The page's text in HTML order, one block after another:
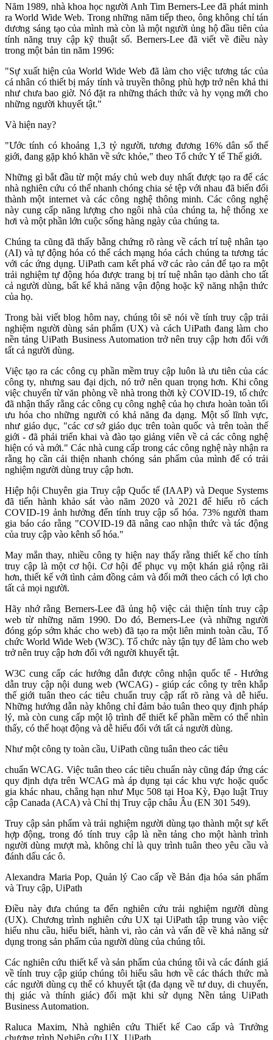
Năm 1989, nhà khoa học người Anh Tim Berners-Lee đã phát minh
ra World Wide Web. Trong những năm tiếp theo, ông không chỉ tán
dương sáng tạo của mình mà còn là một người ủng hộ đầu tiên của
tính năng truy cập kỹ thuật số. Berners-Lee đã viết về điều này
trong một bản tin năm 1996:
"Sự xuất hiện của World Wide Web đã làm cho việc tương tác của
cá nhân có thiết bị máy tính và truyền thông phù hợp trở nên khả thi
như chưa bao giờ. Nó đặt ra những thách thức và hy vọng mới cho
những người khuyết tật."
Và hiện nay?
"Ước tính có khoảng 1,3 tỷ người, tương đương 16% dân số thế
giới, đang gặp khó khăn về sức khỏe," theo Tổ chức Y tế Thế giới.
Những gì bắt đầu từ một máy chủ web duy nhất được tạo ra để các
nhà nghiên cứu có thể nhanh chóng chia sẻ tệp với nhau đã biến đổi
thành một internet và các công nghệ thông minh. Các công nghệ
này cung cấp năng lượng cho ngôi nhà của chúng ta, hệ thống xe
hơi và một phần lớn cuộc sống hàng ngày của chúng ta.
Chúng ta cũng đã thấy bằng chứng rõ ràng về cách trí tuệ nhân tạo
(AI) và tự động hóa có thể cách mạng hóa cách chúng ta tương tác
với các ứng dụng. UiPath cam kết phá vỡ các rào cản để tạo ra một
trải nghiệm tự động hóa được trang bị trí tuệ nhân tạo dành cho tất
cả người dùng, bất kể khả năng vận động hoặc kỹ năng nhận thức
của họ.
Trong bài viết blog hôm nay, chúng tôi sẽ nói về tính truy cập trải
nghiệm người dùng sản phẩm (UX) và cách UiPath đang làm cho
nền tảng UiPath Business Automation trở nên truy cập hơn đối với
tất cả người dùng.
Việc tạo ra các công cụ phần mềm truy cập luôn là ưu tiên của các
công ty, nhưng sau đại dịch, nó trở nên quan trọng hơn. Khi công
việc chuyển từ văn phòng về nhà trong thời kỳ COVID-19, tổ chức
đã nhận thấy rằng các công cụ công nghệ của họ chưa hoàn toàn tối
ưu hóa cho những người có khả năng đa dạng. Một số lĩnh vực,
như giáo dục, "các cơ sở giáo dục trên toàn quốc và trên toàn thế
giới - đã phải triển khai và đào tạo giảng viên về cả các công nghệ
hiện có và mới." Các nhà cung cấp trong các công nghệ này nhận ra
rằng họ cần cải thiện nhanh chóng sản phẩm của mình để có trải
nghiệm người dùng truy cập hơn.
Hiệp hội Chuyên gia Truy cập Quốc tế (IAAP) và Deque Systems
đã tiến hành khảo sát vào năm 2020 và 2021 để hiểu rõ cách
COVID-19 ảnh hưởng đến tính truy cập số hóa. 73% người tham
gia báo cáo rằng "COVID-19 đã nâng cao nhận thức và tác động
của truy cập vào kênh số hóa."
May mắn thay, nhiều công ty hiện nay thấy rằng thiết kế cho tính
truy cập là một cơ hội. Cơ hội để phục vụ một khán giả rộng rãi
hơn, thiết kế với tình cảm đồng cảm và đổi mới theo cách có lợi cho
tất cả mọi người.
Hãy nhớ rằng Berners-Lee đã ủng hộ việc cải thiện tính truy cập
web từ những năm 1990. Do đó, Berners-Lee (và những người
đóng góp sớm khác cho web) đã tạo ra một liên minh toàn cầu, Tổ
chức World Wide Web (W3C). Tổ chức này tận tụy để làm cho web
trở nên truy cập hơn đối với người khuyết tật.
W3C cung cấp các hướng dẫn được công nhận quốc tế - Hướng
dẫn truy cập nội dung web (WCAG) - giúp các công ty trên khắp
thế giới tuân theo các tiêu chuẩn truy cập rất rõ ràng và dễ hiểu.
Những hướng dẫn này không chỉ đảm bảo tuân theo quy định pháp
lý, mà còn cung cấp một lộ trình để thiết kế phần mềm có thể nhìn
thấy, có thể hoạt động và dễ hiểu đối với tất cả người dùng.
Như một công ty toàn cầu, UiPath cũng tuân theo các tiêu
chuẩn WCAG. Việc tuân theo các tiêu chuẩn này cũng đáp ứng các
quy định dựa trên WCAG mà áp dụng tại các khu vực hoặc quốc
gia khác nhau, chẳng hạn như Mục 508 tại Hoa Kỳ, Đạo luật Truy
cập Canada (ACA) và Chỉ thị Truy cập châu Âu (EN 301 549).
Truy cập sản phẩm và trải nghiệm người dùng tạo thành một sự kết
hợp động, trong đó tính truy cập là nền tảng cho một hành trình
người dùng mượt mà, không chỉ là quy trình tuân theo yêu cầu và
đánh dấu các ô.
Alexandra Maria Pop, Quản lý Cao cấp về Bản địa hóa sản phẩm
và Truy cập, UiPath
Điều này đưa chúng ta đến nghiên cứu trải nghiệm người dùng
(UX). Chương trình nghiên cứu UX tại UiPath tập trung vào việc
hiểu nhu cầu, hiểu biết, hành vi, rào cản và vấn đề về khả năng sử
dụng trong sản phẩm của người dùng của chúng tôi.
Các nghiên cứu thiết kế và sản phẩm của chúng tôi và các đánh giá
về tính truy cập giúp chúng tôi hiểu sâu hơn về các thách thức mà
các người dùng cụ thể có khuyết tật (đa dạng về tư duy, di chuyển,
thị giác và thính giác) đối mặt khi sử dụng Nền tảng UiPath
Business Automation.
Raluca Maxim, Nhà nghiên cứu Thiết kế Cao cấp và Trưởng
chương trình Nghiên cứu UX, UiPath